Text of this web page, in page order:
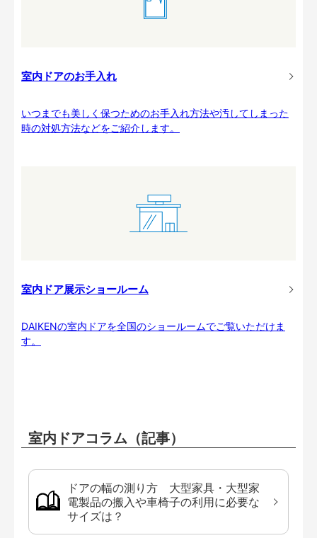
室内ドアのお手入れ
いつまでも美しく保つためのお手入れ方法や汚してしまった
時の対処方法などをご紹介します。
室内ドア展示ショールーム
DAIKENの室内ドアを全国のショールームでご覧いただけま
す。
室内ドアコラム（記事）
ドアの幅の測り方 大型家具・大型家
電製品の搬入や車椅子の利用に必要な
サイズは？